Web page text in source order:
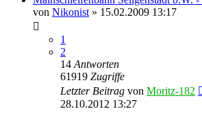
von Nikonist » 15.02.2009 13:17
1
2
14 Antworten
61919 Zugriffe
Letzter Beitrag von Moritz-182
28.10.2012 13:27